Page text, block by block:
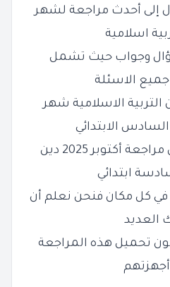
إلى أحدث مراجعة لشهر
اسلامية
وجواب حيث تشمل
الاسئلة
التربية الاسلامية شهر
الابتدائي
ونأمل ونتمنى ان تنال مراجعة أكتوبر 2025 دين
ابتدائي
في كل مكان فنحن نعلم أن
العديد
تحميل هذه المراجعة